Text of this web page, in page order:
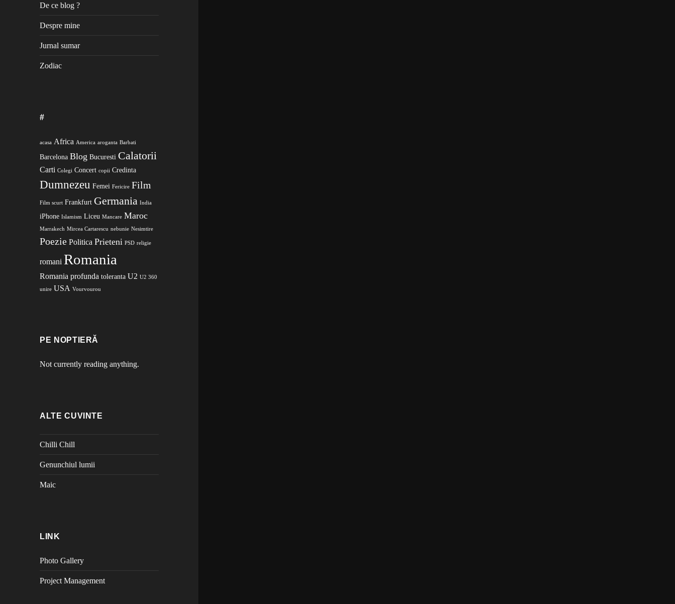
De ce blog ?
Despre mine
Jurnal sumar
Zodiac
#
acasa Africa America aroganta Barbati
Barcelona Blog Bucuresti Calatorii
Carti Colegi Concert copii Credinta
Dumnezeu Femei Fericire Film
Film scurt Frankfurt Germania India
iPhone Islamism Liceu Mancare Maroc
Marrakech Mircea Cartarescu nebunie Nesimtire
Poezie Politica Prieteni PSD religie
romani Romania
Romania profunda toleranta U2 U2 360
unire USA Vourvourou
PE NOPTIERĂ
Not currently reading anything.
ALTE CUVINTE
Chilli Chill
Genunchiul lumii
Maic
LINK
Photo Gallery
Project Management